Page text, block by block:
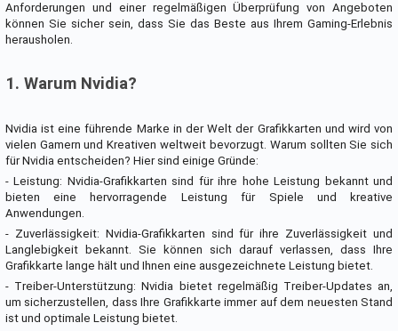
Anforderungen und einer regelmäßigen Überprüfung von Angeboten
können Sie sicher sein, dass Sie das Beste aus Ihrem Gaming-Erlebnis
herausholen.
1. Warum Nvidia?
Nvidia ist eine führende Marke in der Welt der Grafikkarten und wird von
vielen Gamern und Kreativen weltweit bevorzugt. Warum sollten Sie sich
für Nvidia entscheiden? Hier sind einige Gründe:
- Leistung: Nvidia-Grafikkarten sind für ihre hohe Leistung bekannt und
bieten eine hervorragende Leistung für Spiele und kreative
Anwendungen.
- Zuverlässigkeit: Nvidia-Grafikkarten sind für ihre Zuverlässigkeit und
Langlebigkeit bekannt. Sie können sich darauf verlassen, dass Ihre
Grafikkarte lange hält und Ihnen eine ausgezeichnete Leistung bietet.
- Treiber-Unterstützung: Nvidia bietet regelmäßig Treiber-Updates an,
um sicherzustellen, dass Ihre Grafikkarte immer auf dem neuesten Stand
ist und optimale Leistung bietet.